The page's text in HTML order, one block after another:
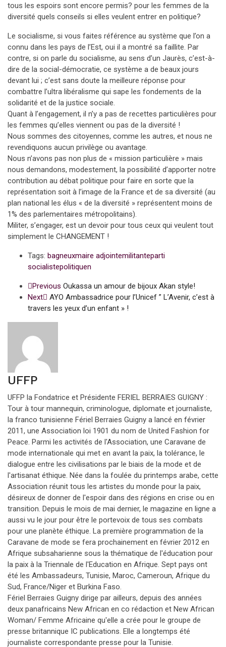
tous les espoirs sont encore permis? pour les femmes de la
diversité quels conseils si elles veulent entrer en politique?
Le socialisme, si vous faites référence au système que l’on a
connu dans les pays de l’Est, oui il a montré sa faillite. Par
contre, si on parle du socialisme, au sens d’un Jaurès, c’est-à-
dire de la social-démocratie, ce système a de beaux jours
devant lui ; c’est sans doute la meilleure réponse pour
combattre l’ultra libéralisme qui sape les fondements de la
solidarité et de la justice sociale.
Quant à l’engagement, il n’y a pas de recettes particulières pour
les femmes qu’elles viennent ou pas de la diversité !
Nous sommes des citoyennes, comme les autres, et nous ne
revendiquons aucun privilège ou avantage.
Nous n’avons pas non plus de « mission particulière » mais
nous demandons, modestement, la possibilité d’apporter notre
contribution au débat politique pour faire en sorte que la
représentation soit à l’image de la France et de sa diversité (au
plan national les élus « de la diversité » représentent moins de
1% des parlementaires métropolitains).
Militer, s’engager, est un devoir pour tous ceux qui veulent tout
simplement le CHANGEMENT !
Tags: bagneuxmaire adjointemilitanteparti
socialistepolitiquen
Previous Oukassa un amour de bijoux Akan style!
Next
AYO Ambassadrice pour l’Unicef ” L’Avenir, c’est à
travers les yeux d’un enfant » !
UFFP
UFFP la Fondatrice et Présidente FERIEL BERRAIES GUIGNY :
Tour à tour mannequin, criminologue, diplomate et journaliste,
la franco tunisienne Fériel Berraies Guigny a lancé en février
2011, une Association loi 1901 du nom de United Fashion for
Peace. Parmi les activités de l'Association, une Caravane de
mode internationale qui met en avant la paix, la tolérance, le
dialogue entre les civilisations par le biais de la mode et de
l'artisanat éthique. Née dans la foulée du printemps arabe, cette
Association réunit tous les artistes du monde pour la paix,
désireux de donner de l'espoir dans des régions en crise ou en
transition. Depuis le mois de mai dernier, le magazine en ligne a
aussi vu le jour pour être le portevoix de tous ses combats
pour une planète éthique. La première programmation de la
Caravane de mode se fera prochainement en février 2012 en
Afrique subsaharienne sous la thématique de l'éducation pour
la paix à la Triennale de l'Education en Afrique. Sept pays ont
été les Ambassadeurs, Tunisie, Maroc, Cameroun, Afrique du
Sud, France/Niger et Burkina Faso.
Fériel Berraies Guigny dirige par ailleurs, depuis des années
deux panafricains New African en co rédaction et New African
Woman/ Femme Africaine qu'elle a crée pour le groupe de
presse britannique IC publications. Elle a longtemps été
journaliste correspondante presse pour la Tunisie.